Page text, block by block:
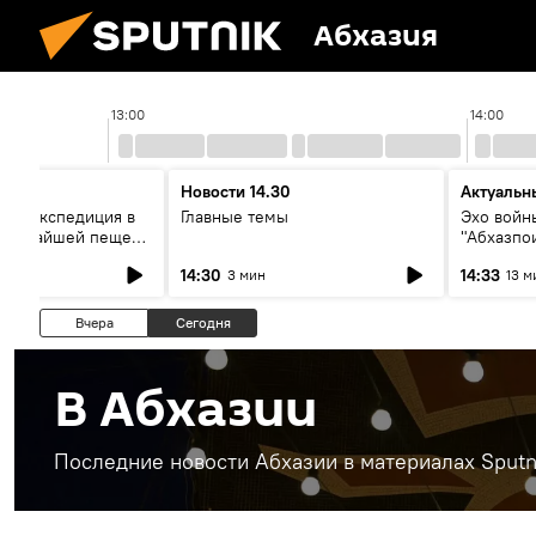
Абхазия
13:00 14:00
экспедиция в
пещере
Новости 14.30
Главные темы
14:30 3 мин
Эхо
14:33 13
Вчера Сегодня
В Абхазии
Последние новости Абхазии в материалах